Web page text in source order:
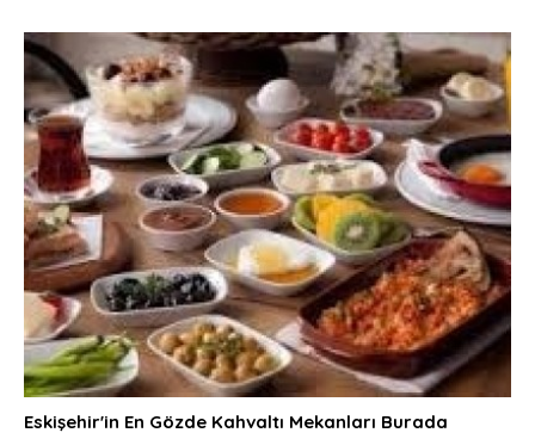
Eskişehir'in En Gözde Kahvaltı Mekanları Burada